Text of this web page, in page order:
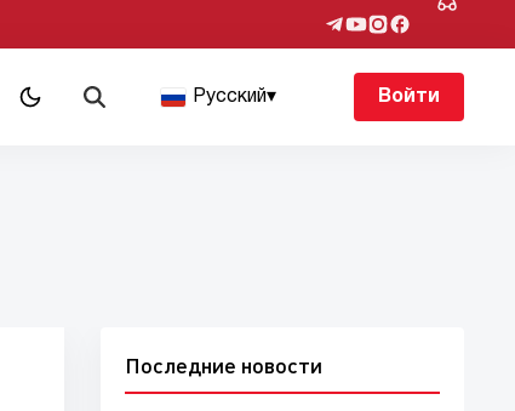
Русский▾ Войти
Последние новости